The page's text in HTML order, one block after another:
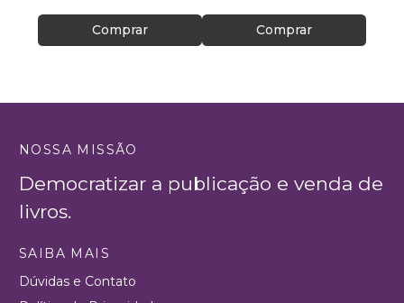
Comprar
Olhar Humanizado
Comprar
NOSSA MISSÃO
Democratizar a publicação e venda de
livros.
SAIBA MAIS
Dúvidas e Contato